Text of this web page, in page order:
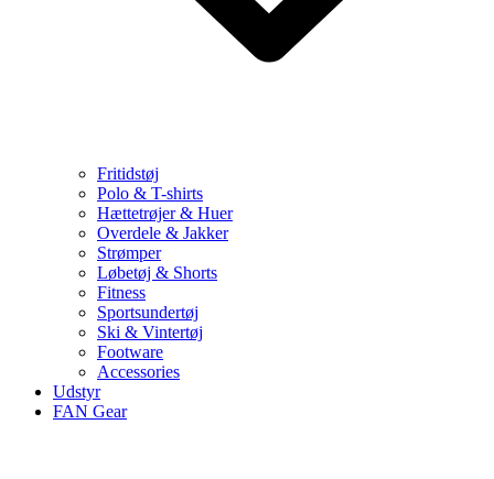
Fritidstøj
Polo & T-shirts
Hættetrøjer & Huer
Overdele & Jakker
Strømper
Løbetøj & Shorts
Fitness
Sportsundertøj
Ski & Vintertøj
Footware
Accessories
Udstyr
FAN Gear